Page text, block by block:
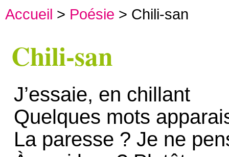
Accueil > Poésie > Chili-san
Chili-san
J’essaie, en chillant
Quelques mots
La paresse ? Je ne